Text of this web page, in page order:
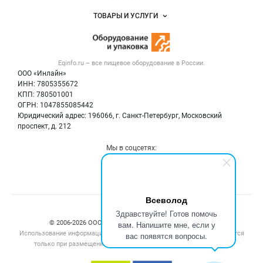
Всеволод
Здравствуйте! Готов помочь
вам. Напишите мне, если у
вас появятся вопросы.
Eqinfo.ru – все пищевое оборудование в России.
ООО «Инлайн»
ИНН: 7805355672
КПП: 780501001
ОГРН: 1047855085442
Юридический адрес: 196066, г. Санкт-Петербург, Московский
проспект, д. 212
Размещение рекламы
Публичная оферта
Контактная информация
Политика обработки персональных данных
Объявления
Вакансии
ТОВАРЫ И УСЛУГИ
Оборудование для пищепрома
Тара и упаковка
Б/у оборудование
Мы в соцсетях:
Счетчики, авторское право, логотипы
© 2006‑2026 ООО “Инлайн”. 12+ Все права защищены.
Использование информации, размещенной на данном сайте, допускается
только при размещении активной гиперссылки на сайт